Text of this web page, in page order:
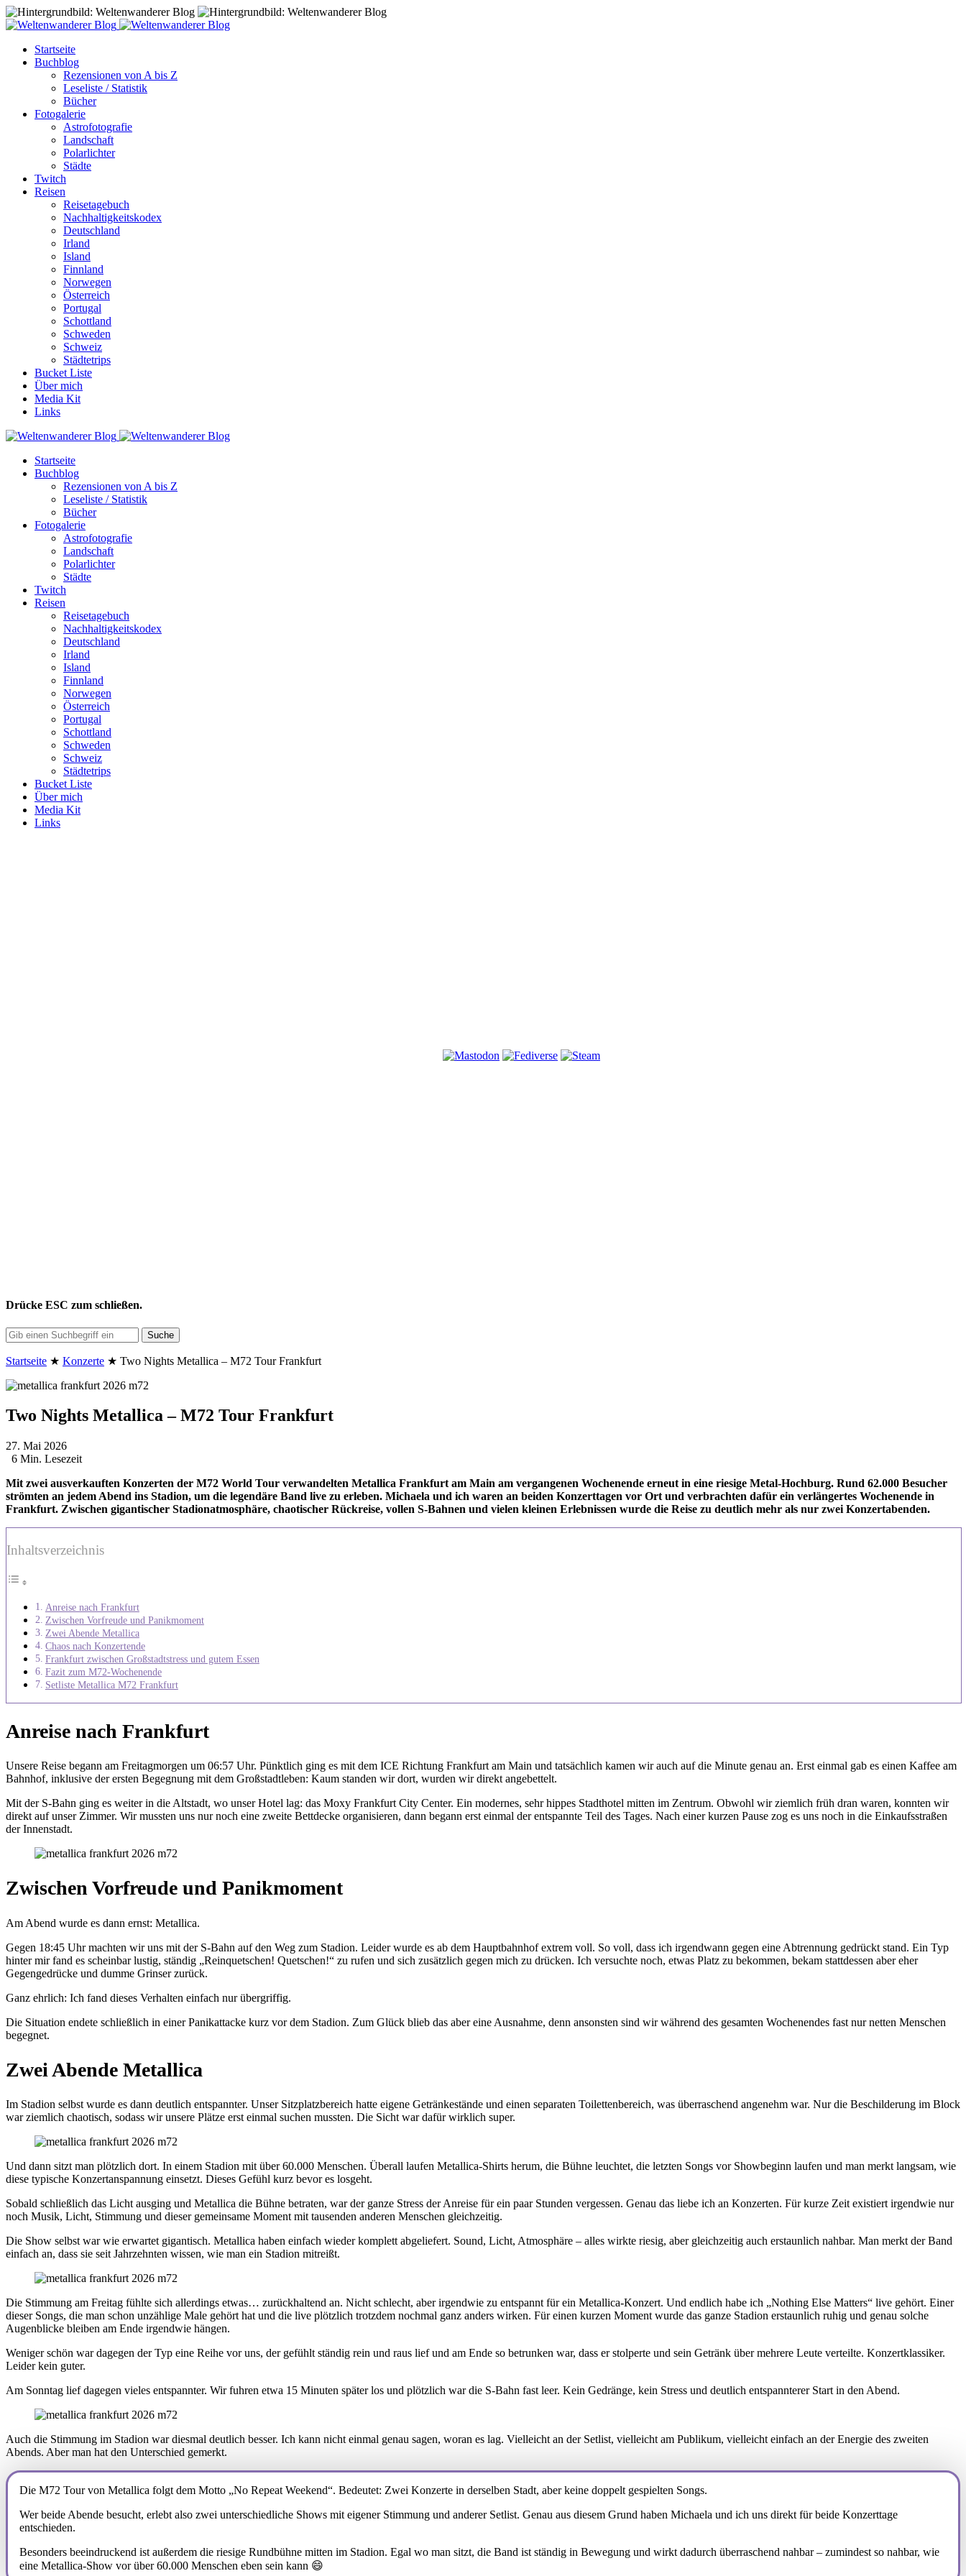
Startseite
Buchblog
Rezensionen von A bis Z
Leseliste / Statistik
Bücher
Fotogalerie
Astrofotografie
Landschaft
Polarlichter
Städte
Twitch
Reisen
Reisetagebuch
Nachhaltigkeitskodex
Deutschland
Irland
Island
Finnland
Norwegen
Österreich
Portugal
Schottland
Schweden
Schweiz
Städtetrips
Bucket Liste
Über mich
Media Kit
Links
Startseite
Buchblog
Rezensionen von A bis Z
Leseliste / Statistik
Bücher
Fotogalerie
Astrofotografie
Landschaft
Polarlichter
Städte
Twitch
Reisen
Reisetagebuch
Nachhaltigkeitskodex
Deutschland
Irland
Island
Finnland
Norwegen
Österreich
Portugal
Schottland
Schweden
Schweiz
Städtetrips
Bucket Liste
Über mich
Media Kit
Links
Drücke ESC zum schließen.
Suche
Startseite ★ Konzerte ★ Two Nights Metallica – M72 Tour Frankfurt
Two Nights Metallica – M72 Tour Frankfurt
27. Mai 2026
6 Min. Lesezeit
Mit zwei ausverkauften Konzerten der M72 World Tour verwandelten Metallica Frankfurt am Main am vergangenen Wochenende erneut in eine riesige Metal-Hochburg. Rund 62.000 Besucher
strömten an jedem Abend ins Stadion, um die legendäre Band live zu erleben. Michaela und ich waren an beiden Konzerttagen vor Ort und verbrachten dafür ein verlängertes Wochenende in
Frankfurt. Zwischen gigantischer Stadionatmosphäre, chaotischer Rückreise, vollen S-Bahnen und vielen kleinen Erlebnissen wurde die Reise zu deutlich mehr als nur zwei Konzertabenden.
Inhaltsverzeichnis
Anreise nach Frankfurt
Zwischen Vorfreude und Panikmoment
Zwei Abende Metallica
Chaos nach Konzertende
Frankfurt zwischen Großstadtstress und gutem Essen
Fazit zum M72-Wochenende
Setliste Metallica M72 Frankfurt
Anreise nach Frankfurt
Unsere Reise begann am Freitagmorgen um 06:57 Uhr. Pünktlich ging es mit dem ICE Richtung Frankfurt am Main und tatsächlich kamen wir auch auf die Minute genau an. Erst einmal gab es einen Kaffee am
Bahnhof, inklusive der ersten Begegnung mit dem Großstadtleben: Kaum standen wir dort, wurden wir direkt angebettelt.
Mit der S-Bahn ging es weiter in die Altstadt, wo unser Hotel lag: das Moxy Frankfurt City Center. Ein modernes, sehr hippes Stadthotel mitten im Zentrum. Obwohl wir ziemlich früh dran waren, konnten wir
direkt auf unser Zimmer. Wir mussten uns nur noch eine zweite Bettdecke organisieren, dann begann erst einmal der entspannte Teil des Tages. Nach einer kurzen Pause zog es uns noch in die Einkaufsstraßen
der Innenstadt.
Zwischen Vorfreude und Panikmoment
Am Abend wurde es dann ernst: Metallica.
Gegen 18:45 Uhr machten wir uns mit der S-Bahn auf den Weg zum Stadion. Leider wurde es ab dem Hauptbahnhof extrem voll. So voll, dass ich irgendwann gegen eine Abtrennung gedrückt stand. Ein Typ
hinter mir fand es scheinbar lustig, ständig „Reinquetschen! Quetschen!“ zu rufen und sich zusätzlich gegen mich zu drücken. Ich versuchte noch, etwas Platz zu bekommen, bekam stattdessen aber eher
Gegengedrücke und dumme Grinser zurück.
Ganz ehrlich: Ich fand dieses Verhalten einfach nur übergriffig.
Die Situation endete schließlich in einer Panikattacke kurz vor dem Stadion. Zum Glück blieb das aber eine Ausnahme, denn ansonsten sind wir während des gesamten Wochenendes fast nur netten Menschen
begegnet.
Zwei Abende Metallica
Im Stadion selbst wurde es dann deutlich entspannter. Unser Sitzplatzbereich hatte eigene Getränkestände und einen separaten Toilettenbereich, was überraschend angenehm war. Nur die Beschilderung im Block
war ziemlich chaotisch, sodass wir unsere Plätze erst einmal suchen mussten. Die Sicht war dafür wirklich super.
Und dann sitzt man plötzlich dort. In einem Stadion mit über 60.000 Menschen. Überall laufen Metallica-Shirts herum, die Bühne leuchtet, die letzten Songs vor Showbeginn laufen und man merkt langsam, wie
diese typische Konzertanspannung einsetzt. Dieses Gefühl kurz bevor es losgeht.
Sobald schließlich das Licht ausging und Metallica die Bühne betraten, war der ganze Stress der Anreise für ein paar Stunden vergessen. Genau das liebe ich an Konzerten. Für kurze Zeit existiert irgendwie nur
noch Musik, Licht, Stimmung und dieser gemeinsame Moment mit tausenden anderen Menschen gleichzeitig.
Die Show selbst war wie erwartet gigantisch. Metallica haben einfach wieder komplett abgeliefert. Sound, Licht, Atmosphäre – alles wirkte riesig, aber gleichzeitig auch erstaunlich nahbar. Man merkt der Band
einfach an, dass sie seit Jahrzehnten wissen, wie man ein Stadion mitreißt.
Die Stimmung am Freitag fühlte sich allerdings etwas… zurückhaltend an. Nicht schlecht, aber irgendwie zu entspannt für ein Metallica-Konzert. Und endlich habe ich „Nothing Else Matters“ live gehört. Einer
dieser Songs, die man schon unzählige Male gehört hat und die live plötzlich trotzdem nochmal ganz anders wirken. Für einen kurzen Moment wurde das ganze Stadion erstaunlich ruhig und genau solche
Augenblicke bleiben am Ende irgendwie hängen.
Weniger schön war dagegen der Typ eine Reihe vor uns, der gefühlt ständig rein und raus lief und am Ende so betrunken war, dass er stolperte und sein Getränk über mehrere Leute verteilte. Konzertklassiker.
Leider kein guter.
Am Sonntag lief dagegen vieles entspannter. Wir fuhren etwa 15 Minuten später los und plötzlich war die S-Bahn fast leer. Kein Gedränge, kein Stress und deutlich entspannterer Start in den Abend.
Auch die Stimmung im Stadion war diesmal deutlich besser. Ich kann nicht einmal genau sagen, woran es lag. Vielleicht an der Setlist, vielleicht am Publikum, vielleicht einfach an der Energie des zweiten
Abends. Aber man hat den Unterschied gemerkt.
Die M72 Tour von Metallica folgt dem Motto „No Repeat Weekend“. Bedeutet: Zwei Konzerte in derselben Stadt, aber keine doppelt gespielten Songs.
Wer beide Abende besucht, erlebt also zwei unterschiedliche Shows mit eigener Stimmung und anderer Setlist. Genau aus diesem Grund haben Michaela und ich uns direkt für beide Konzerttage
entschieden.
Besonders beeindruckend ist außerdem die riesige Rundbühne mitten im Stadion. Egal wo man sitzt, die Band ist ständig in Bewegung und wirkt dadurch überraschend nahbar – zumindest so nahbar, wie
eine Metallica-Show vor über 60.000 Menschen eben sein kann 😄